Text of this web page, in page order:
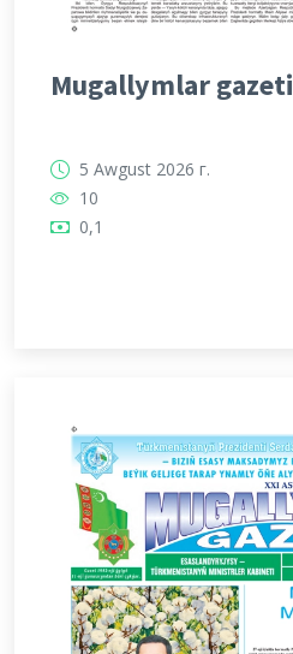
Mugallymlar gazeti
5 Awgust 2026 г.
10
0,1